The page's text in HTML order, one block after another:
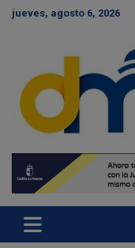
e
i
jueves, agosto 6, 2026
Diario de